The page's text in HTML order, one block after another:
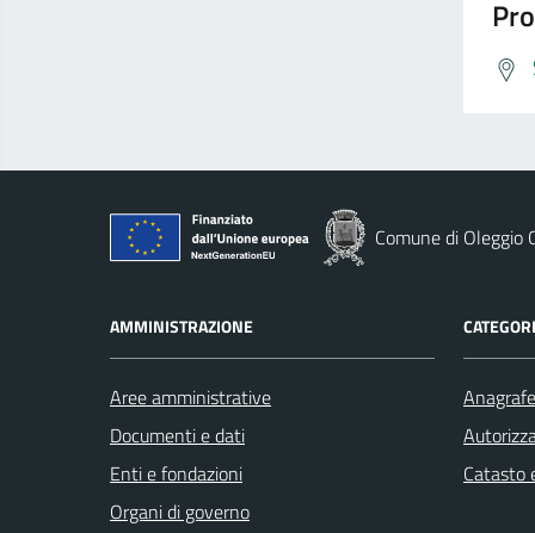
Comune di Oleggio
AMMINISTRAZIONE
Aree amministrative
Documenti e dati
Enti e fondazioni
Organi di governo
Catasto